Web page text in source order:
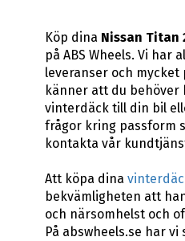
Köp dina Nissan Titan
på ABS Wheels. Vi har
leveranser och mycket
känner att du
vinterdäck till din bil
frågor kring passform
kontakta vår
Att köpa dina
bekvämligheten att
och närsomhelst och
På abswheels.se har